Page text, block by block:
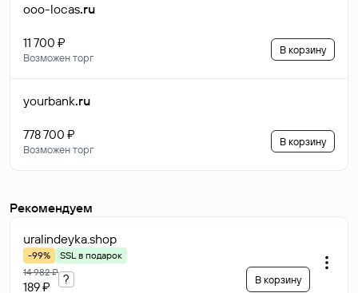
ooo-locas.ru
11 700 ₽
Возможен торг
В корзину
yourbank.ru
778 700 ₽
Возможен торг
В корзину
Рекомендуем
uralindeyka.shop
-99%
SSL в подарок
14 982 ₽
189 ₽
? В корзину